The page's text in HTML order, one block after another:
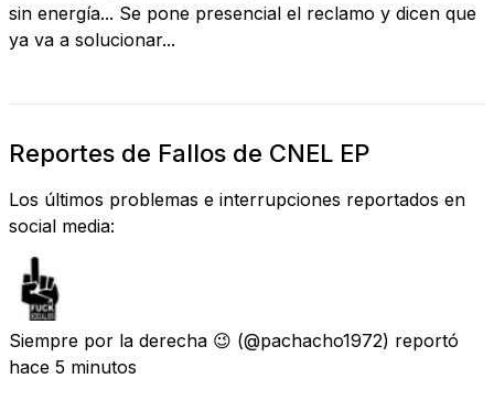
sin energía... Se pone presencial el reclamo y dicen que
ya va a solucionar...
Reportes de Fallos de CNEL EP
Los últimos problemas e interrupciones reportados en
social media:
Siempre por la derecha 😉 (@pachacho1972) reportó
hace 5 minutos